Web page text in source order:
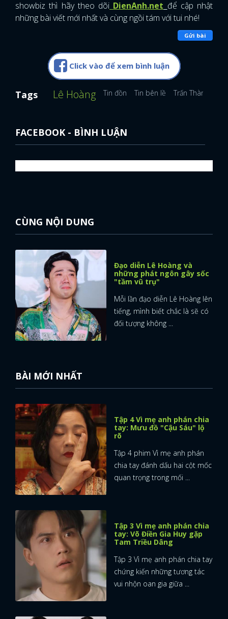
showbiz thì hãy theo dõi DienAnh.net để cập nhật
những bài viết mới nhất và cùng ngồi tám với tui nhé!
Gửi bài
Click vào để xem bình luận
Tags Lê Hoàng Tin đồn Tin bên lề Trấn Thành
FACEBOOK - BÌNH LUẬN
CÙNG NỘI DUNG
Đạo diễn Lê Hoàng và
những phát ngôn gây sốc
"tầm vũ trụ"
Mỗi lần đạo diễn Lê Hoàng lên
tiếng, mình biết chắc là sẽ có
đối tượng không ...
BÀI MỚI NHẤT
Tập 4 Vì mẹ anh phán chia
tay: Mưu đồ "Cậu Sáu" lộ
rõ
Tập 4 phim Vì mẹ anh phán
chia tay đánh dấu hai cột mốc
quan trọng trong mối ...
Tập 3 Vì mẹ anh phán chia
tay: Võ Điền Gia Huy gặp
Tam Triều Dâng
Tập 3 Vì mẹ anh phán chia tay
chứng kiến những tương tác
vui nhộn oan gia giữa ...